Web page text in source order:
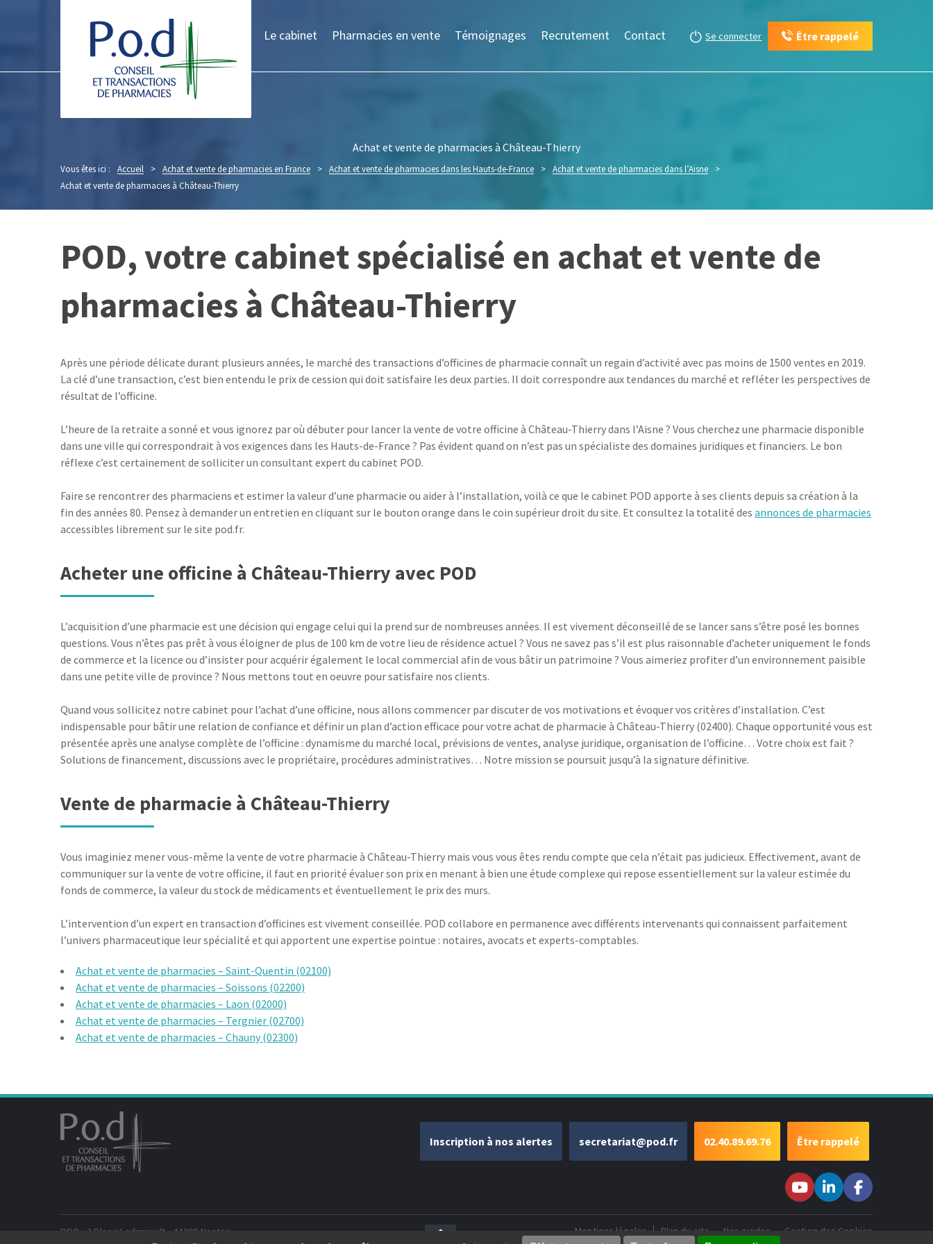
Le cabinet Pharmacies en vente Témoignages Recrutement Contact Se connecter Être rappelé
Achat et vente de pharmacies à Château-Thierry
Vous êtes ici : Accueil > Achat et vente de pharmacies en France > Achat et vente de pharmacies dans les Hauts-de-France > Achat et vente de pharmacies dans l’Aisne >
Achat et vente de pharmacies à Château-Thierry
POD, votre cabinet spécialisé en achat et vente de
pharmacies à Château-Thierry
Après une période délicate durant plusieurs années, le marché des transactions d’officines de pharmacie connaît un regain d’activité avec pas moins de 1500 ventes en 2019.
La clé d’une transaction, c’est bien entendu le prix de cession qui doit satisfaire les deux parties. Il doit correspondre aux tendances du marché et refléter les perspectives de
résultat de l’officine.
L’heure de la retraite a sonné et vous ignorez par où débuter pour lancer la vente de votre officine à Château-Thierry dans l’Aisne ? Vous cherchez une pharmacie disponible
dans une ville qui correspondrait à vos exigences dans les Hauts-de-France ? Pas évident quand on n’est pas un spécialiste des domaines juridiques et financiers. Le bon
réflexe c’est certainement de solliciter un consultant expert du cabinet POD.
Faire se rencontrer des pharmaciens et estimer la valeur d’une pharmacie ou aider à l’installation, voilà ce que le cabinet POD apporte à ses clients depuis sa création à la
fin des années 80. Pensez à demander un entretien en cliquant sur le bouton orange dans le coin supérieur droit du site. Et consultez la totalité des annonces de pharmacies
accessibles librement sur le site pod.fr.
Acheter une officine à Château-Thierry avec POD
L’acquisition d’une pharmacie est une décision qui engage celui qui la prend sur de nombreuses années. Il est vivement déconseillé de se lancer sans s’être posé les bonnes
questions. Vous n’êtes pas prêt à vous éloigner de plus de 100 km de votre lieu de résidence actuel ? Vous ne savez pas s’il est plus raisonnable d’acheter uniquement le fonds
de commerce et la licence ou d’insister pour acquérir également le local commercial afin de vous bâtir un patrimoine ? Vous aimeriez profiter d’un environnement paisible
dans une petite ville de province ? Nous mettons tout en oeuvre pour satisfaire nos clients.
Quand vous sollicitez notre cabinet pour l’achat d’une officine, nous allons commencer par discuter de vos motivations et évoquer vos critères d’installation. C’est
indispensable pour bâtir une relation de confiance et définir un plan d’action efficace pour votre achat de pharmacie à Château-Thierry (02400). Chaque opportunité vous est
présentée après une analyse complète de l’officine : dynamisme du marché local, prévisions de ventes, analyse juridique, organisation de l’officine… Votre choix est fait ?
Solutions de financement, discussions avec le propriétaire, procédures administratives… Notre mission se poursuit jusqu’à la signature définitive.
Vente de pharmacie à Château-Thierry
Vous imaginiez mener vous-même la vente de votre pharmacie à Château-Thierry mais vous vous êtes rendu compte que cela n’était pas judicieux. Effectivement, avant de
communiquer sur la vente de votre officine, il faut en priorité évaluer son prix en menant à bien une étude complexe qui repose essentiellement sur la valeur estimée du
fonds de commerce, la valeur du stock de médicaments et éventuellement le prix des murs.
L’intervention d’un expert en transaction d’officines est vivement conseillée. POD collabore en permanence avec différents intervenants qui connaissent parfaitement
l’univers pharmaceutique leur spécialité et qui apportent une expertise pointue : notaires, avocats et experts-comptables.
Achat et vente de pharmacies – Saint-Quentin (02100)
Achat et vente de pharmacies – Soissons (02200)
Achat et vente de pharmacies – Laon (02000)
Achat et vente de pharmacies – Tergnier (02700)
Achat et vente de pharmacies – Chauny (02300)
Être rappelé
02.40.89.69.76
secretariat@pod.fr
Inscription à nos alertes
Youtubesur LinkedIn
nous sur
Facebook
POD - 3 Place Ladmirault - 44000 Nantes
Mentions légales Plan du site Nos guides Gestion des Cookies